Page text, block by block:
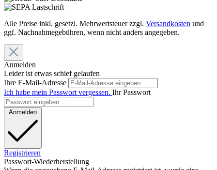
Alle Preise inkl. gesetzl. Mehrwertsteuer zzgl. Versandkosten und
ggf. Nachnahmegebühren, wenn nicht anders angegeben.
Anmelden
Leider ist etwas schief gelaufen
Ihre E-Mail-Adresse
Ich habe mein Passwort vergessen. Ihr Passwort
Anmelden
Registrieren
Passwort-Wiederherstellung